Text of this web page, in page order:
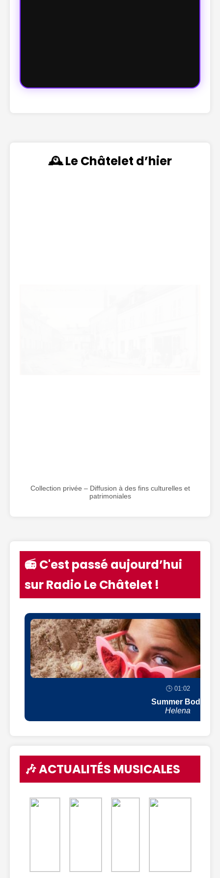
🕰️ Le Châtelet d’hier
Collection privée – Diffusion à des fins culturelles et
patrimoniales
📻 C'est passé aujourd’hui
sur Radio Le Châtelet !
🕒 01:02
Summer Body
Helena
🎶 ACTUALITÉS MUSICALES